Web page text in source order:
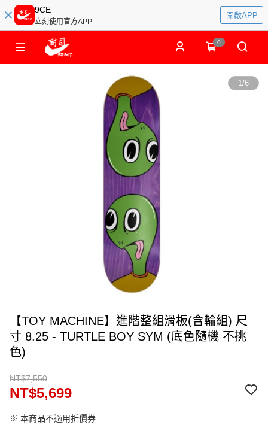
9CE
立刻使用官方APP
開啟APP
0
1/6
【TOY MACHINE】進階整組滑板(含輪組) 尺
寸 8.25 - TURTLE BOY SYM (底色隨機 不挑
色)
NT$7,550
NT$5,699
※ 本商品不適用折價券